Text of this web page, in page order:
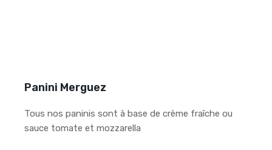
Panini Merguez
Tous nos paninis sont à base de crème fraîche ou
sauce tomate et mozzarella